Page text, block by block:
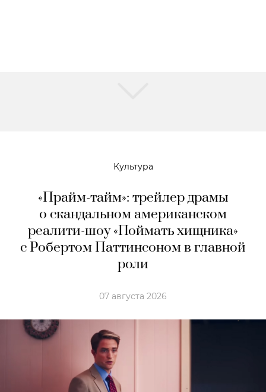
Культура
«Прайм-тайм»: трейлер драмы
о скандальном американском
реалити-шоу «Поймать хищника»
с Робертом Паттинсоном в главной
роли
07 августа 2026